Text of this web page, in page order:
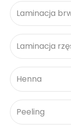
Laminacja
Laminacja
Henna
Peeling